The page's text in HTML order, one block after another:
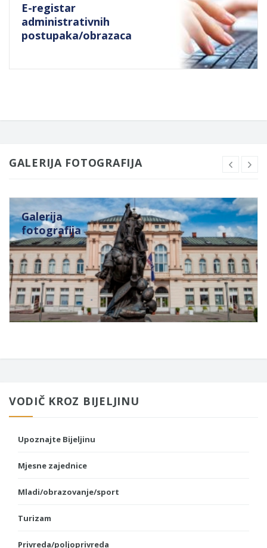
E-registar
administrativnih
postupaka/obrazaca
GALERIJA FOTOGRAFIJA
Galerija
fotografija
VODIČ KROZ BIJELJINU
Upoznajte Bijeljinu
Mjesne zajednice
Mladi/obrazovanje/sport
Turizam
Privreda/poljoprivreda